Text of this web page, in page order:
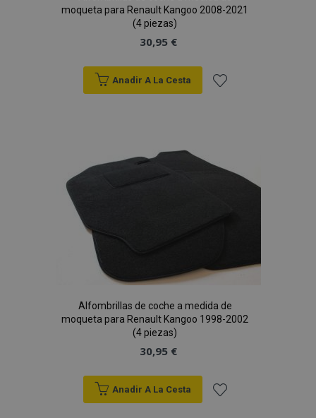
moqueta para Renault Kangoo 2008-2021
(4 piezas)
30,95 €
Anadir A La Cesta
Lista
Alfombrillas de coche a medida de
moqueta para Renault Kangoo 1998-2002
(4 piezas)
30,95 €
Anadir A La Cesta